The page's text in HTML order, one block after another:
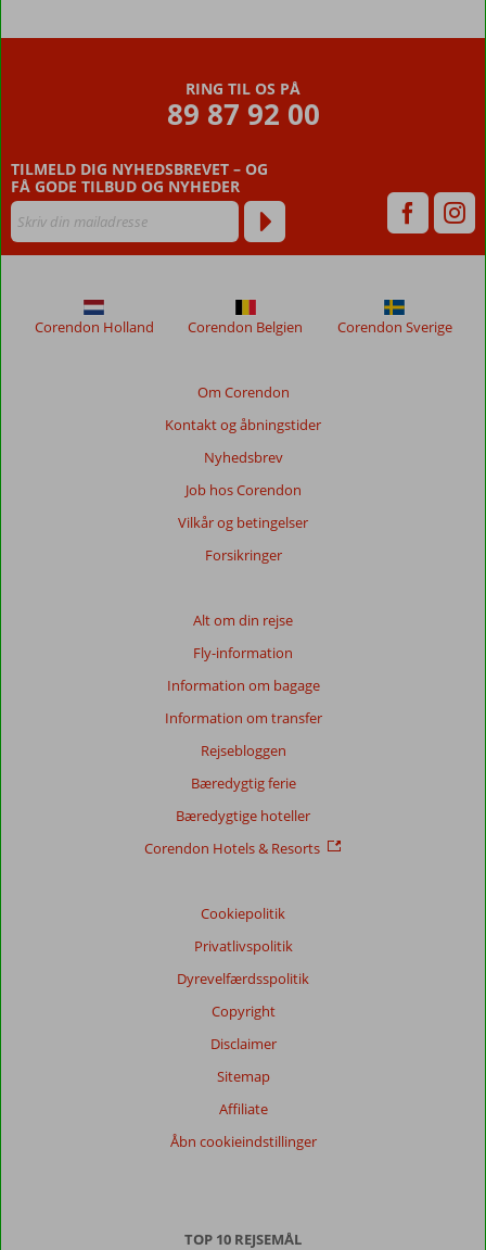
RING TIL OS PÅ
89 87 92 00
TILMELD DIG NYHEDSBREVET – OG
FÅ GODE TILBUD OG NYHEDER
Om Corendon
Kontakt og åbningstider
Nyhedsbrev
Job hos Corendon
Vilkår og betingelser
Forsikringer
Alt om din rejse
Fly-information
Information om bagage
Information om transfer
Rejsebloggen
Bæredygtig ferie
Bæredygtige hoteller
Corendon Hotels & Resorts
Cookiepolitik
Privatlivspolitik
Dyrevelfærdsspolitik
Copyright
Disclaimer
Sitemap
Affiliate
Åbn cookieindstillinger
Corendon Holland Corendon Belgien Corendon Sverige
TOP 10 REJSEMÅL